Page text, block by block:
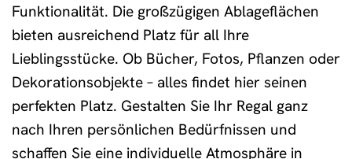
Funktionalität. Die großzügigen Ablageflächen
bieten ausreichend Platz für all Ihre
Lieblingsstücke. Ob Bücher, Fotos, Pflanzen oder
Dekorationsobjekte – alles findet hier seinen
perfekten Platz. Gestalten Sie Ihr Regal ganz
nach Ihren persönlichen Bedürfnissen und
schaffen Sie eine individuelle Atmosphäre in